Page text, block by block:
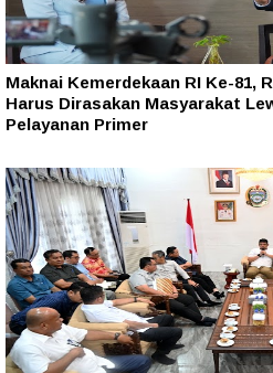
Maknai Kemerdekaan RI Ke-81,
Harus Dirasakan Masyarakat
Pelayanan Primer